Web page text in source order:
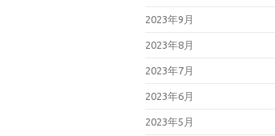
2023年9月
2023年8月
2023年7月
2023年6月
2023年5月